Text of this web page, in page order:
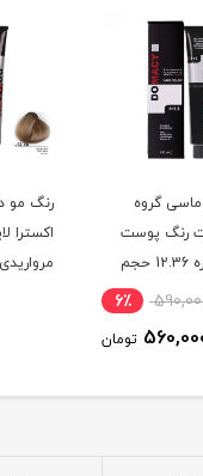
گروه
رنگ پوست
پیازی شماره 12.36 حجم
6٪
تومان
رنگ مو
اکسترا